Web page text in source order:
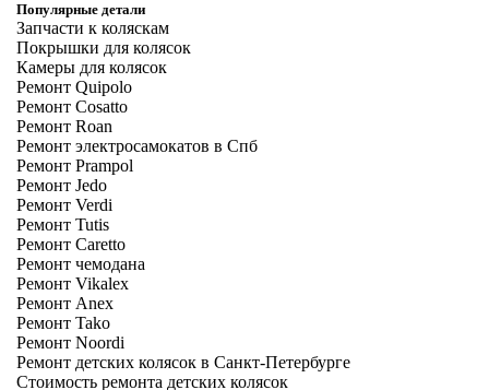
Популярные детали
Запчасти к коляскам
Покрышки для колясок
Камеры для колясок
Ремонт Quipolo
Ремонт Cosatto
Ремонт Roan
Ремонт электросамокатов в Спб
Ремонт Prampol
Ремонт Jedo
Ремонт Verdi
Ремонт Tutis
Ремонт Caretto
Ремонт чемодана
Ремонт Vikalex
Ремонт Anex
Ремонт Tako
Ремонт Noordi
Ремонт детских колясок в Санкт-Петербурге
Стоимость ремонта детских колясок